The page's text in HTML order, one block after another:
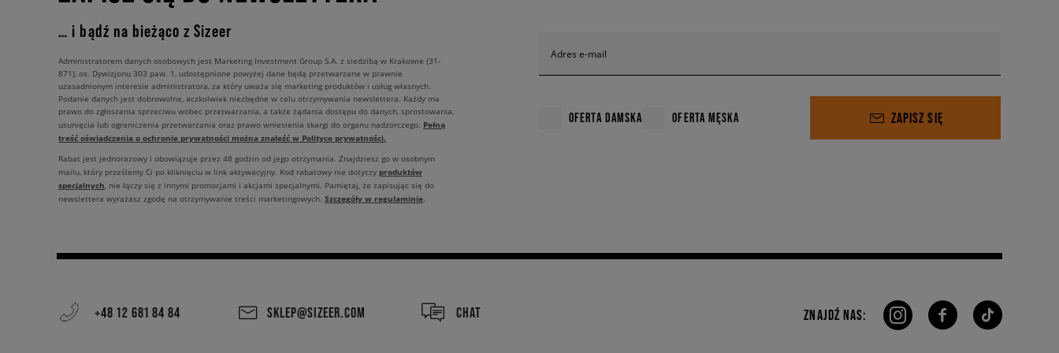
… i bądź na bieżąco z Sizeer
Adres e-mail
OFERTA DAMSKA OFERTA MĘSKA ZAPISZ SIĘ
Administratorem danych osobowych jest Marketing Investment Group S.A. z siedzibą w Krakowie (31-
871), os. Dywizjonu 303 paw. 1, udostępnione powyżej dane będą przetwarzane w prawnie
uzasadnionym interesie administratora, za który uważa się marketing produktów i usług własnych.
Podanie danych jest dobrowolne, aczkolwiek niezbędne w celu otrzymywania newslettera. Każdy ma
prawo do zgłoszenia sprzeciwu wobec przetwarzania, a także żądania dostępu do danych, sprostowania,
usunięcia lub ograniczenia przetwarzania oraz prawo wniesienia skargi do organu nadzorczego. Pełną
treść oświadczenia o ochronie prywatności można znaleźć w Polityce prywatności.
Rabat jest jednorazowy i obowiązuje przez 48 godzin od jego otrzymania. Znajdziesz go w osobnym
mailu, który prześlemy Ci po kliknięciu w link aktywacyjny. Kod rabatowy nie dotyczy produktów
specjalnych, nie łączy się z innymi promocjami i akcjami specjalnymi. Pamiętaj, że zapisując się do
newslettera wyrażasz zgodę na otrzymywanie treści marketingowych. Szczegóły w regulaminie.
+48 12 681 84 84 SKLEP@SIZEER.COM CHAT ZNAJDŹ NAS: